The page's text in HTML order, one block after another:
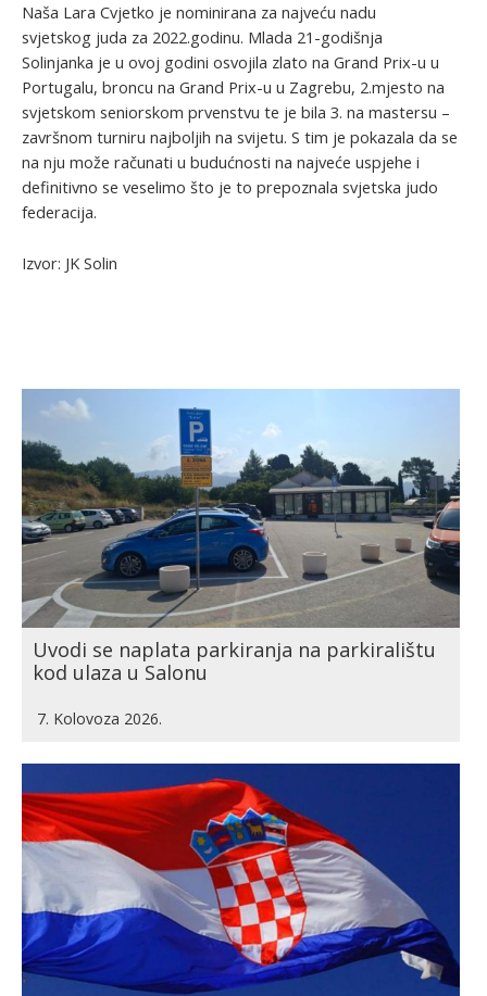
Naša Lara Cvjetko je nominirana za najveću nadu
svjetskog juda za 2022.godinu. Mlada 21-godišnja
Solinjanka je u ovoj godini osvojila zlato na Grand Prix-u u
Portugalu, broncu na Grand Prix-u u Zagrebu, 2.mjesto na
svjetskom seniorskom prvenstvu te je bila 3. na mastersu –
završnom turniru najboljih na svijetu. S tim je pokazala da se
na nju može računati u budućnosti na najveće uspjehe i
definitivno se veselimo što je to prepoznala svjetska judo
federacija.
Izvor: JK Solin
Uvodi se naplata parkiranja na parkiralištu
kod ulaza u Salonu
7. Kolovoza 2026.